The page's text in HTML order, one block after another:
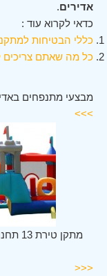
אדירים.
כדאי לקרוא עוד :
כללי הבטיחות
כל מה שאתם
מבצעי מתנפחים
>>>
מתקן טירת 13 תחנות באדירים
<<<